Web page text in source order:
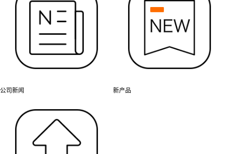
公司新闻 新产品